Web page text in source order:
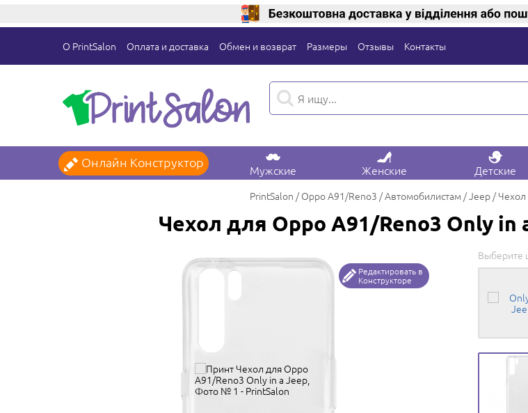
О PrintSalon Оплата и доставка Обмен и возврат Размеры Отзывы Контакты
Онлайн Конструктор
Мужские Женские Детские
PrintSalon Oppo A91/Reno3 Автомобилистам Jeep
Чехол для Oppo A91/Reno3 Only in
Редактировать в
Конструкторе
Выберите